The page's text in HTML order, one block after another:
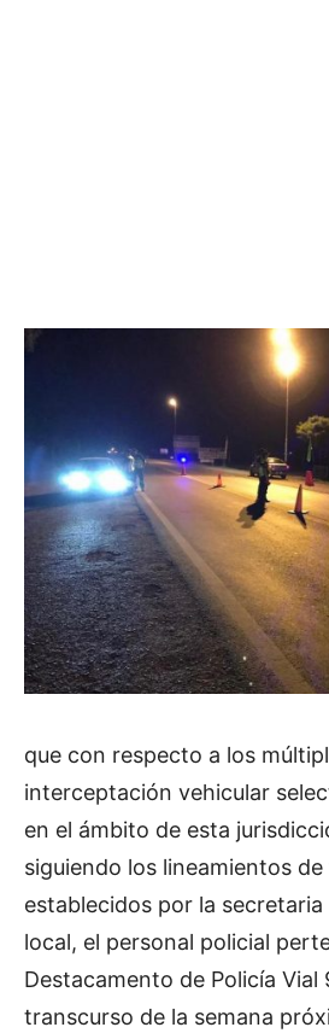
que con respecto a los
interceptación vehicular
en el ámbito de esta
siguiendo los lineamientos
establecidos por la secretaria
local, el personal policial
Destacamento de Policía Vial
transcurso de la semana